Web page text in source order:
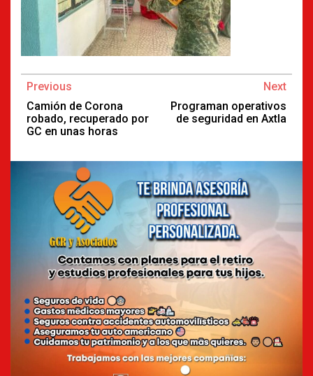
Continue
Reading
Previous
Camión de Corona
robado, recuperado por
GC en unas horas
Next
Programan operativos
de seguridad en Axtla